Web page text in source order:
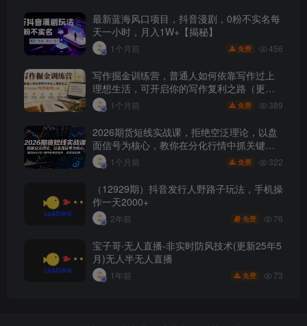
最新蓝海风口项目，抖音漫剧，0粉不实名每
天一小时，月入1W+【揭秘】
1个月前 免费 456
写作掘金训练营，普通人如何依靠写作过上
理想生活，可开启你的写作复利之路（更新6
月） 1个月前 免费 389
2026期货短线实战课，拒绝空泛理论，以盘
面信号为核心，教你在分化行情中抓关键品
种、避诱多陷阱
1个月前 免费 322
（12929期）抖音发行人野路子玩法，手机操
作一天2000+
2年前 免费 76
宝子哥·无人直播-非实时防风技术(更新25年5
月)无人半无人直播
1年前 免费 73